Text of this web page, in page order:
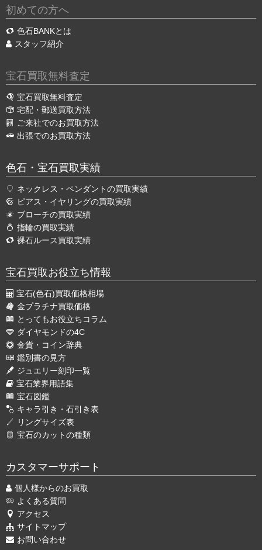
初めての方へ
色石BANKとは
スタッフ紹介
宝石買取無料査定
宝石買取無料査定
宅配・郵送買取方法
ご来社でのお買取方法
出張でのお買取方法
色石・宝石買取実績
ネックレス・ペンダントの買取実績
ピアス・イヤリングの買取実績
ブローチの買取実績
指輪の買取実績
裸石ルース買取実績
宝石買取お役立ち情報
宝石(色石)買取価格相場
金プラチナ買取価格
とってもお役立ちコラム
ダイヤモンドの4C
金貨・コイン辞典
鑑別書の見方
ジュエリー刻印一覧
宝石業界用語集
宝石図鑑
キャラ引き・石引き表
リングサイズ表
宝石のカットの種類
カスタマーサポート
個人様からのお買取
よくある質問
アクセス
サイトマップ
お問い合わせ